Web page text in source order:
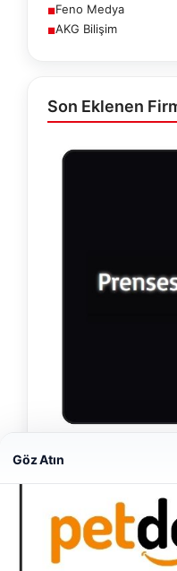
■Feno Medya
■AKG Bilişim
Son Eklenen
Prenses Night Club
Nisan 29, 2026
Web sitemizi nasıl
Göz Atın